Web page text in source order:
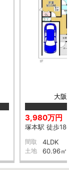
大阪
3,980万円
塚本駅 徒歩18
間取 4LDK
土地 60.96㎡